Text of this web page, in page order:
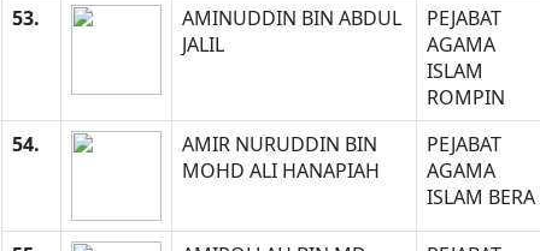
53.
AMINUDDIN BIN ABDUL
JALIL
PEJABAT
AGAMA
ISLAM
ROMPIN
54.
AMIR NURUDDIN BIN
MOHD ALI HANAPIAH
PEJABAT
AGAMA
ISLAM BERA